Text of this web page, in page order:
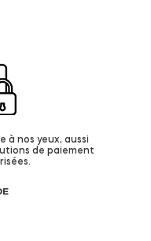
à nos yeux, aussi
de paiement